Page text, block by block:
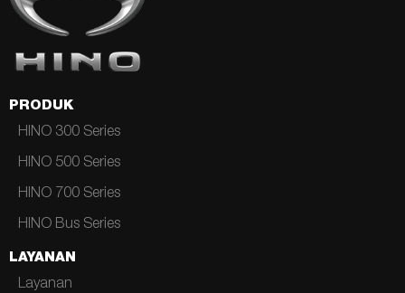
PRODUK
HINO 300 Series
HINO 500 Series
HINO 700 Series
HINO Bus Series
LAYANAN
Layanan